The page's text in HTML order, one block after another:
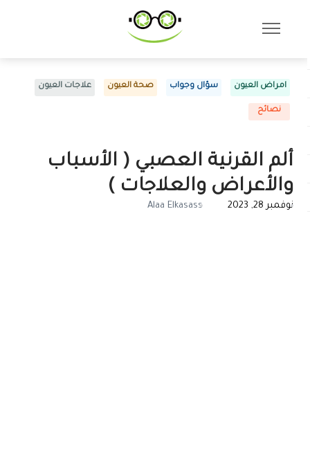
امراض العيون سؤال وجواب صحة العيون علاجات العيون
نصائح
ألم القرنية العصبي ( الأسباب
والأعراض والعلاجات )
نوفمبر 28, 2023 Alaa Elkasass